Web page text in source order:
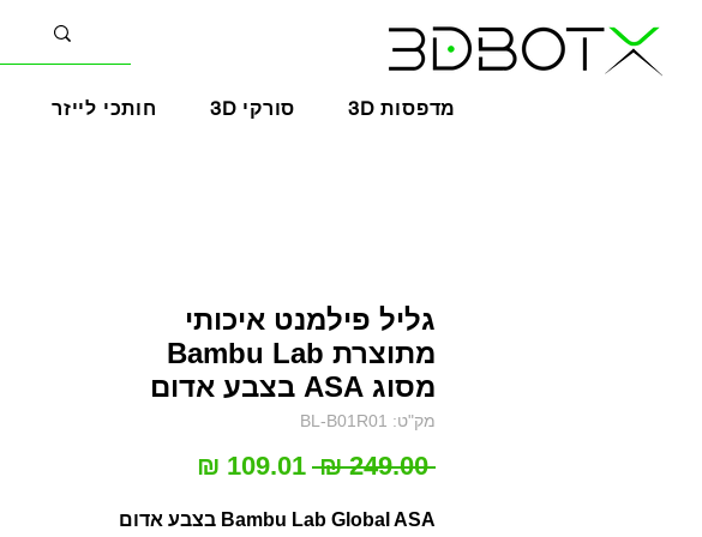
חותכי לייזר 3D סורקי 3D מדפסות
גליל פילמנט איכותי
מתוצרת Bambu Lab
מסוג ASA בצבע אדום
מק"ט: BL-B01R01
‏249.00 ‏₪
מחיר
Bambu Lab Global ASA בצבע אדום